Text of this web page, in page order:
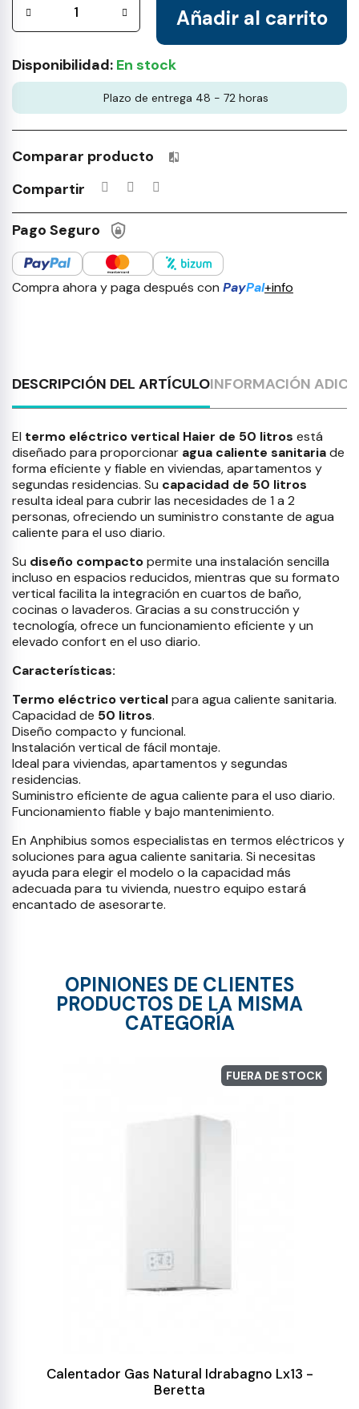
Añadir al carrito
Disponibilidad: En stock
Plazo de entrega 48 - 72 horas
Comparar producto Productos incluidos en tu lista
Compartir
Pago Seguro
Compra ahora y paga después con PayPal+info
DESCRIPCIÓN DEL ARTÍCULOINFORMACIÓN
El termo eléctrico vertical Haier de 50 litros está
diseñado para proporcionar agua caliente sanitariade
forma eficiente y fiable en viviendas, apartamentos y
segundas residencias. Su capacidad de 50 litros
resulta ideal para cubrir las necesidades de 1 a 2
personas, ofreciendo un suministro constante de agua
caliente para el uso diario.
Su diseño compactopermite una instalación sencilla
incluso en espacios reducidos, mientras que su formato
vertical facilita la integración en cuartos de baño,
cocinas o lavaderos. Gracias a su construcción y
tecnología, ofrece un funcionamiento eficiente y un
elevado confort en el uso diario.
Características:
Termo eléctrico verticalpara agua caliente sanitaria.
Capacidad de 50 litros.
Diseño compacto y funcional.
Instalación vertical de fácil montaje.
Ideal para viviendas, apartamentos y segundas
residencias.
Suministro eficiente de agua caliente para el uso diario.
Funcionamiento fiable y bajo mantenimiento.
En Anphibius somos especialistas en termos eléctricos y
soluciones para agua caliente sanitaria. Si necesitas
ayuda para elegir el modelo o la capacidad más
adecuada para tu vivienda, nuestro equipo estará
encantado de asesorarte.
OPINIONES DE CLIENTES
PRODUCTOS DE LA MISMA
CATEGORÍA
FUERA DE STOCK
Calentador Gas Natural Idrabagno Lx13 -
Beretta